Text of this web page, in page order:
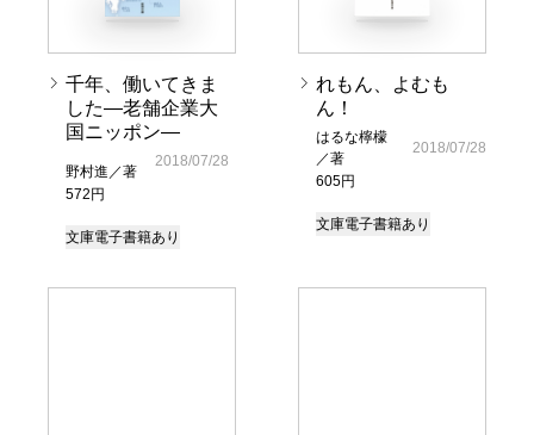
千年、働いてきま
した―老舗企業大
国ニッポン―
野村進／著
572円
2018/07/28
文庫電子書籍あり
れもん、よむも
ん！
はるな檸檬
／著
605円
2018/07/28
文庫電子書籍あり